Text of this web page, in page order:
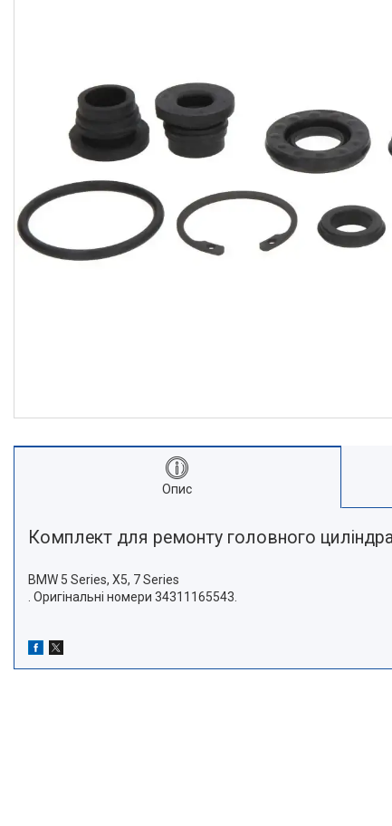
Опис
Комплект для ремонту головного
BMW 5 Series, X5, 7 Series
. Оригінальні номери 34311165543.